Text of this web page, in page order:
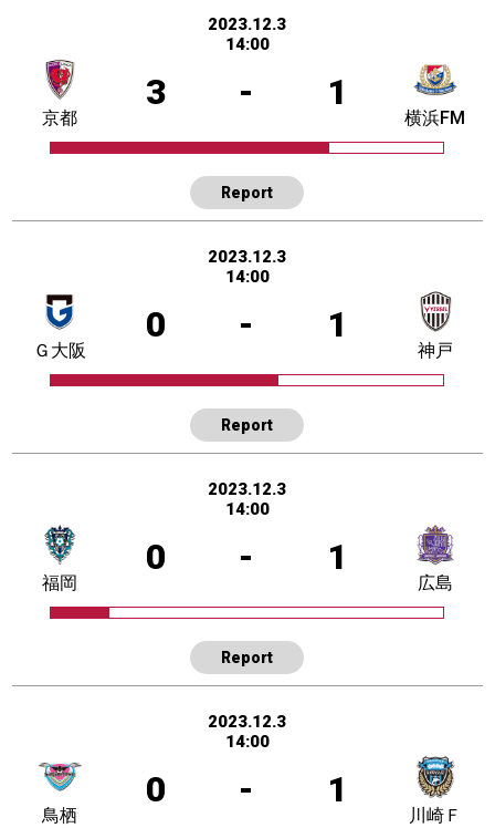
2023.12.3
14:00
3 - 1
京都 横浜FM
Report
2023.12.3
14:00
0 - 1
Ｇ大阪 神戸
Report
2023.12.3
14:00
0 - 1
福岡 広島
Report
2023.12.3
14:00
0 - 1
鳥栖 川崎Ｆ